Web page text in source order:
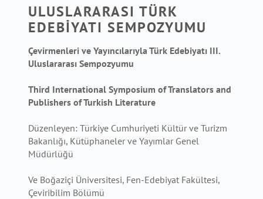
ULUSLARARASI TÜRK
EDEBİYATI SEMPOZYUMU
Çevirmenleri ve Yayıncılarıyla Türk Edebiyatı III.
Uluslararası Sempozyumu
Third International Symposium of Translators and
Publishers of Turkish Literature
Düzenleyen: Türkiye Cumhuriyeti Kültür ve Turizm
Bakanlığı, Kütüphaneler ve Yayımlar Genel
Müdürlüğü
Ve Boğaziçi Üniversitesi, Fen-Edebiyat Fakültesi,
Çeviribilim Bölümü